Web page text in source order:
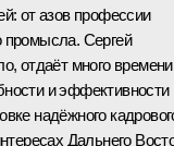
от азов профессии
промысла. Сергей
отдаёт много времени
и эффективности
надёжного
Дальнего